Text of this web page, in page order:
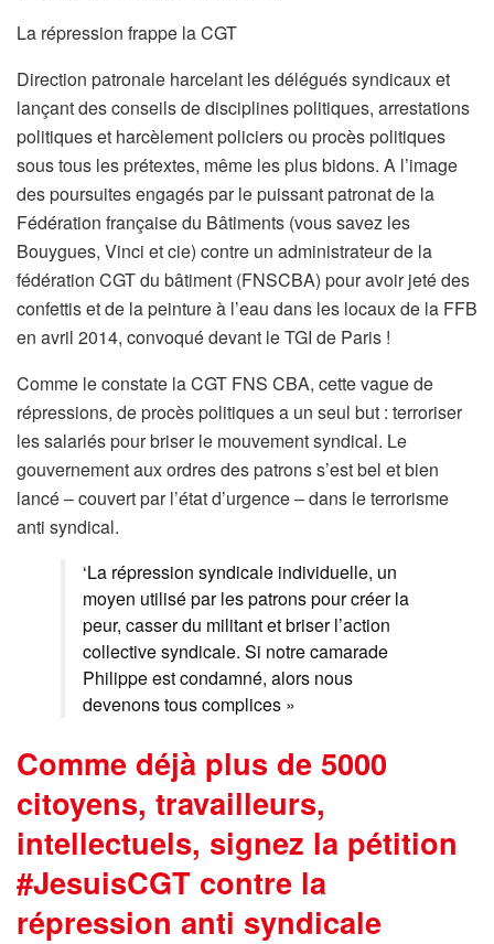
La répression frappe la CGT
Direction patronale harcelant les délégués syndicaux et
lançant des conseils de disciplines politiques, arrestations
politiques et harcèlement policiers ou procès politiques
sous tous les prétextes, même les plus bidons. A l’image
des poursuites engagés par le puissant patronat de la
Fédération française du Bâtiments (vous savez les
Bouygues, Vinci et cie) contre un administrateur de la
fédération CGT du bâtiment (FNSCBA) pour avoir jeté des
confettis et de la peinture à l’eau dans les locaux de la FFB
en avril 2014, convoqué devant le TGI de Paris !
Comme le constate la CGT FNS CBA, cette vague de
répressions, de procès politiques a un seul but : terroriser
les salariés pour briser le mouvement syndical. Le
gouvernement aux ordres des patrons s’est bel et bien
lancé – couvert par l’état d’urgence – dans le terrorisme
anti syndical.
‘La répression syndicale individuelle, un
moyen utilisé par les patrons pour créer la
peur, casser du militant et briser l’action
collective syndicale. Si notre camarade
Philippe est condamné, alors nous
devenons tous complices »
Comme déjà plus de 5000
citoyens, travailleurs,
intellectuels, signez la pétition
#JesuisCGT contre la
répression anti syndicale